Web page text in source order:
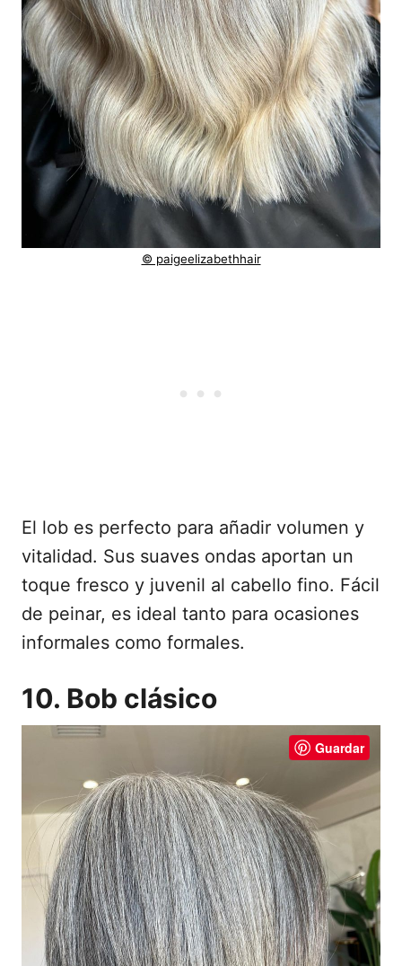
© paigeelizabethhair
El lob es perfecto para añadir volumen y
vitalidad. Sus suaves ondas aportan un
toque fresco y juvenil al cabello fino. Fácil
de peinar, es ideal tanto para ocasiones
informales como formales.
10. Bob clásico
Guardar